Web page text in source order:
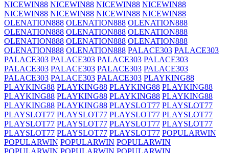
NICEWIN88 NICEWIN88 NICEWIN88 NICEWIN88
NICEWIN88 NICEWIN88 NICEWIN88 NICEWIN88
OLENATION888 OLENATION888 OLENATION888
OLENATION888 OLENATION888 OLENATION888
OLENATION888 OLENATION888 OLENATION888
OLENATION888 OLENATION888 PALACE303 PALACE303
PALACE303 PALACE303 PALACE303 PALACE303
PALACE303 PALACE303 PALACE303 PALACE303
PALACE303 PALACE303 PALACE303 PLAYKING88
PLAYKING88 PLAYKING88 PLAYKING88 PLAYKING88
PLAYKING88 PLAYKING88 PLAYKING88 PLAYKING88
PLAYKING88 PLAYKING88 PLAYSLOT77 PLAYSLOT77
PLAYSLOT77 PLAYSLOT77 PLAYSLOT77 PLAYSLOT77
PLAYSLOT77 PLAYSLOT77 PLAYSLOT77 PLAYSLOT77
PLAYSLOT77 PLAYSLOT77 PLAYSLOT77 POPULARWIN
POPULARWIN POPULARWIN POPULARWIN
POPULARWIN POPULARWIN POPULARWIN